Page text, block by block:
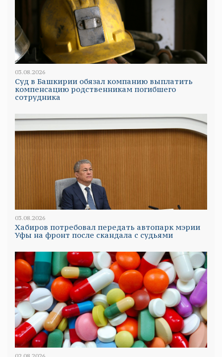
03.08.2026
Суд в Башкирии обязал компанию выплатить
компенсацию родственникам погибшего
сотрудника
03.08.2026
Хабиров потребовал передать автопарк мэрии
Уфы на фронт после скандала с судьями